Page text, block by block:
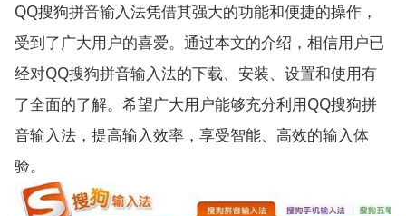
QQ搜狗拼音输入法凭借其强大的功能和便捷的操作，
受到了广大用户的喜爱。通过本文的介绍，相信用户已
经对QQ搜狗拼音输入法的下载、安装、设置和使用有
了全面的了解。希望广大用户能够充分利用QQ搜狗拼
音输入法，提高输入效率，享受智能、高效的输入体
验。